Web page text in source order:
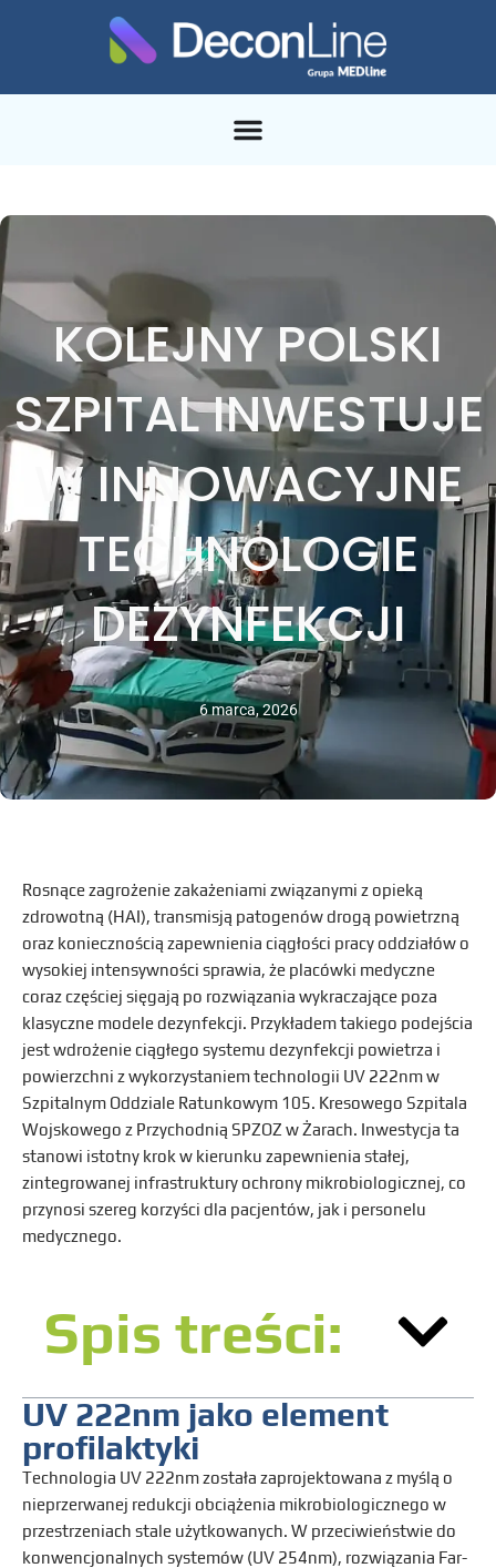
KOLEJNY POLSKI
SZPITAL INWESTUJE
W INNOWACYJNE
TECHNOLOGIE
DEZYNFEKCJI
6 marca, 2026
Rosnące zagrożenie zakażeniami związanymi z opieką
zdrowotną (HAI), transmisją patogenów drogą powietrzną
oraz koniecznością zapewnienia ciągłości pracy oddziałów o
wysokiej intensywności sprawia, że placówki medyczne
coraz częściej sięgają po rozwiązania wykraczające poza
klasyczne modele dezynfekcji. Przykładem takiego podejścia
jest wdrożenie ciągłego systemu dezynfekcji powietrza i
powierzchni z wykorzystaniem technologii UV 222nm w
Szpitalnym Oddziale Ratunkowym 105. Kresowego Szpitala
Wojskowego z Przychodnią SPZOZ w Żarach. Inwestycja ta
stanowi istotny krok w kierunku zapewnienia stałej,
zintegrowanej infrastruktury ochrony mikrobiologicznej, co
przynosi szereg korzyści dla pacjentów, jak i personelu
medycznego.
Spis treści:
UV 222nm jako element
profilaktyki
Technologia UV 222nm została zaprojektowana z myślą o
nieprzerwanej redukcji obciążenia mikrobiologicznego w
przestrzeniach stale użytkowanych. W przeciwieństwie do
konwencjonalnych systemów (UV 254nm), rozwiązania Far-